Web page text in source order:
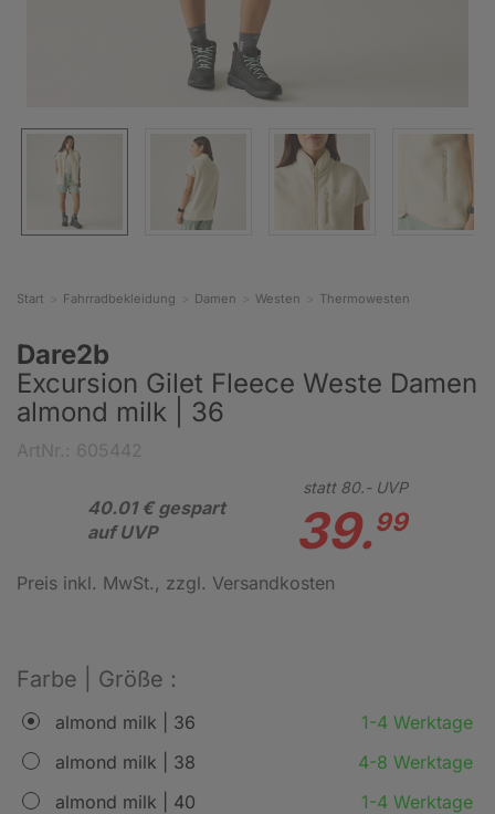
Start Fahrradbekleidung Damen Westen Thermowesten
Dare2b
Excursion Gilet Fleece Weste Damen
almond milk | 36
40.01 € gespart
auf UVP
statt 80.-UVP
39.99
Preis inkl. MwSt., zzgl. Versandkosten
Farbe | Größe :
almond milk | 36
1-4 Werktage
almond milk | 38
4-8 Werktage
almond milk | 40
1-4 Werktage